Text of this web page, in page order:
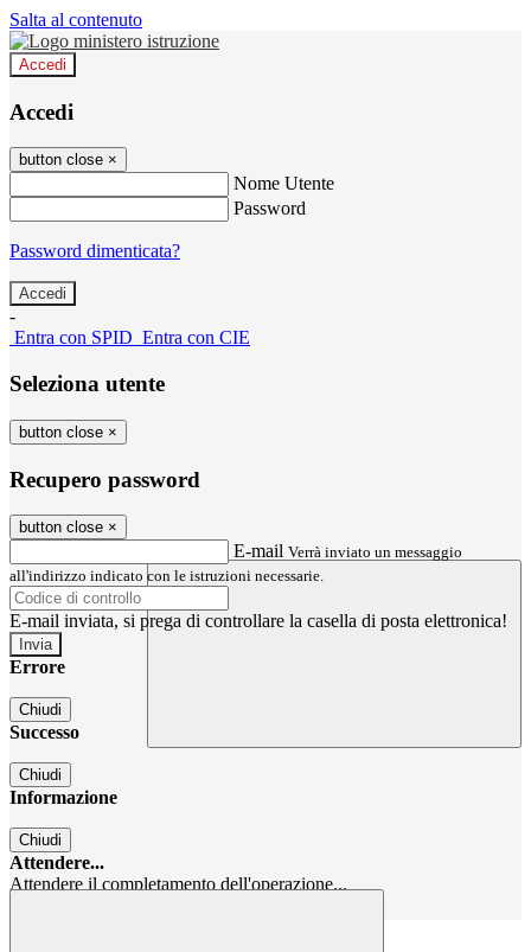
Salta al contenuto
Accedi
Accedi
button close ×
Nome Utente
Password
Password dimenticata?
-
Entra con SPID Entra con CIE
Seleziona utente
button close ×
Recupero password
button close ×
E-mail Verrà inviato un messaggio
all'indirizzo indicato con le istruzioni necessarie.
E-mail inviata, si prega di controllare la casella di posta elettronica!
Errore
Chiudi
Successo
Chiudi
Informazione
Chiudi
Attendere...
Attendere il completamento dell'operazione...